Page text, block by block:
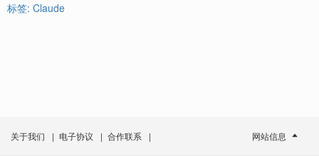
标签: Claude
关于我们 | 电子协议 | 合作联系 | 网站信息